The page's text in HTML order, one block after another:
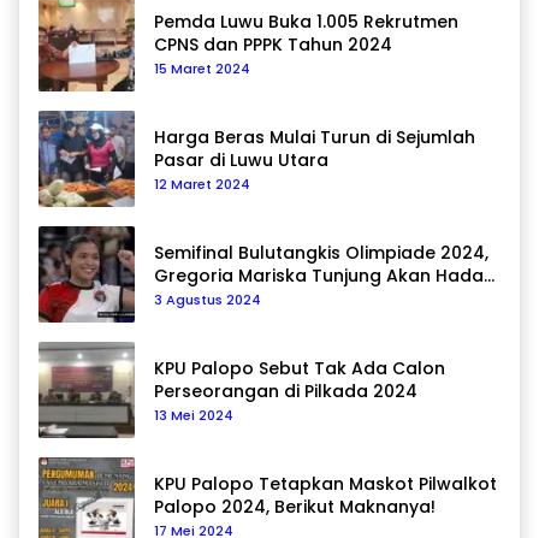
Pemda Luwu Buka 1.005 Rekrutmen
CPNS dan PPPK Tahun 2024
15 Maret 2024
Harga Beras Mulai Turun di Sejumlah
Pasar di Luwu Utara
12 Maret 2024
Semifinal Bulutangkis Olimpiade 2024,
Gregoria Mariska Tunjung Akan Hadapi
Pemain Asal Korea Selatan
3 Agustus 2024
KPU Palopo Sebut Tak Ada Calon
Perseorangan di Pilkada 2024
13 Mei 2024
KPU Palopo Tetapkan Maskot Pilwalkot
Palopo 2024, Berikut Maknanya!
17 Mei 2024